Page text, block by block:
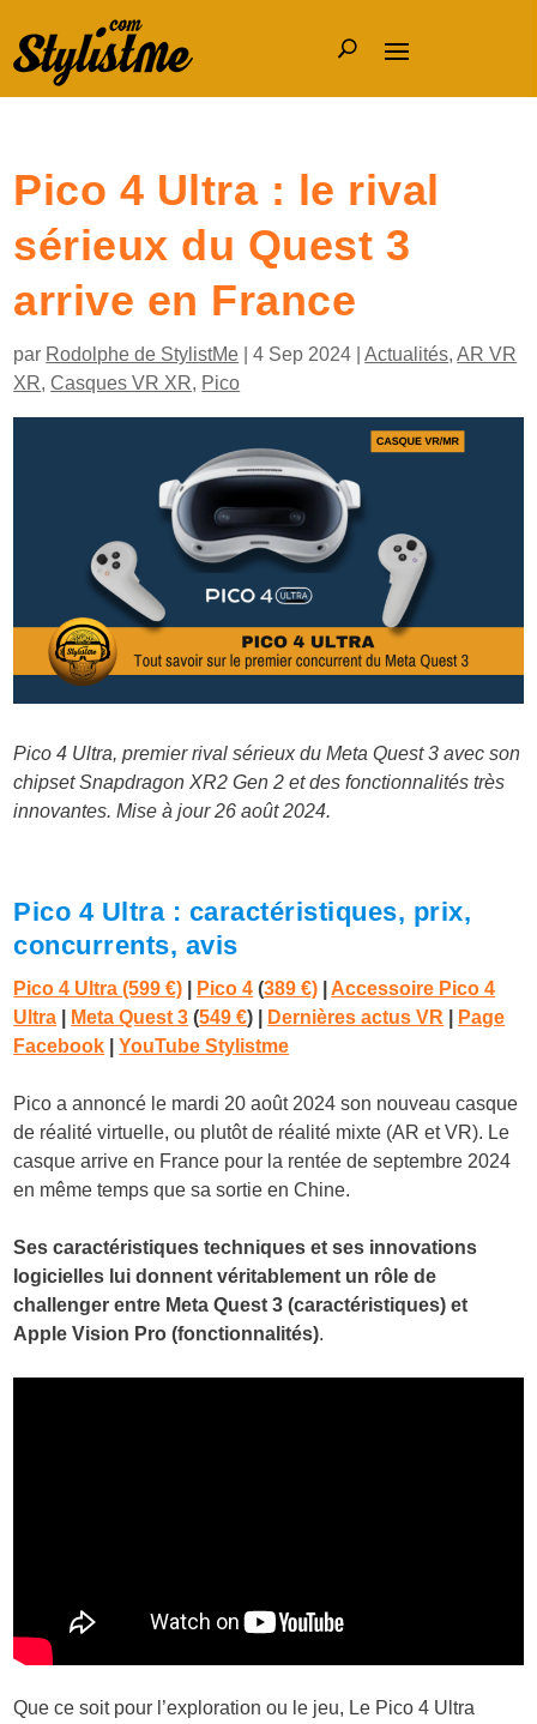
Pico 4 Ultra : le rival
sérieux du Quest 3
arrive en France
par Rodolphe de StylistMe |4 Sep 2024 |Actualités,AR VR
XR,Casques VR XR, Pico
Pico 4 Ultra, premier rival sérieux du Meta Quest 3 avec son
chipset Snapdragon XR2 Gen 2 et des fonctionnalités très
innovantes. Mise à jour 26 août 2024.
Pico 4 Ultra : caractéristiques, prix,
concurrents, avis
Pico 4 Ultra (599 €) Pico 4 (389 €)
Accessoire Pico 4
Ultra
Meta Quest 3 (549 €) Dernières actus VR
Page
Facebook |YouTube Stylistme
Pico a annoncé le mardi 20 août 2024 son nouveau casque
de réalité virtuelle, ou plutôt de réalité mixte (AR et VR). Le
casque arrive en France pour la rentée de septembre 2024
en même temps que sa sortie en Chine.
Ses caractéristiques techniques et ses innovations
logicielles lui donnent véritablement un rôle de
challenger entre Meta Quest 3 (caractéristiques) et
Apple Vision Pro (fonctionnalités).
Que ce soit pour l’exploration ou le jeu, Le Pico 4 Ultra